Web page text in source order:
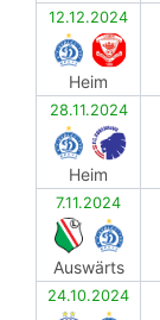
12.12.2024
Heim
28.11.2024
Heim
7.11.2024
Auswärts
24.10.2024